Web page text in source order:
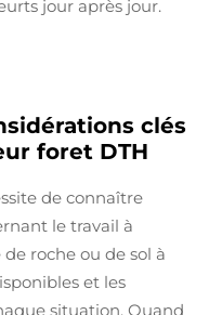
jour après jour.
clés
foret DTH
de connaître
le travail à
roche ou de sol à
et les
situation. Quand